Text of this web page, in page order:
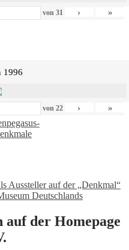
von 31 › »
1996
von 22 › »
pegasus-
Aussteller auf der „Denkmal“
Deutschlands
der Homepage